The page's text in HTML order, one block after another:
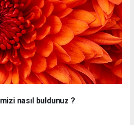
nasıl buldunuz ?